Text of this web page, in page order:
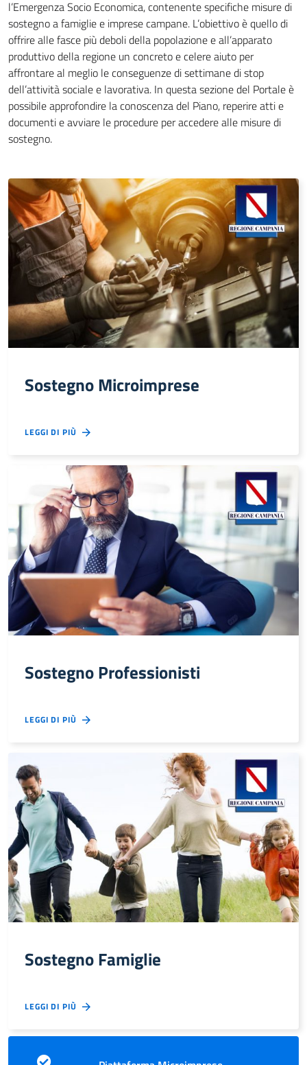
l’Emergenza Socio Economica, contenente specifiche misure di
sostegno a famiglie e imprese campane. L’obiettivo è quello di
offrire alle fasce più deboli della popolazione e all’apparato
produttivo della regione un concreto e celere aiuto per
affrontare al meglio le conseguenze di settimane di stop
dell’attività sociale e lavorativa. In questa sezione del Portale è
possibile approfondire la conoscenza del Piano, reperire atti e
documenti e avviare le procedure per accedere alle misure di
sostegno.
Sostegno Microimprese
LEGGI DI PIÙ
Sostegno Professionisti
LEGGI DI PIÙ
Sostegno Famiglie
LEGGI DI PIÙ